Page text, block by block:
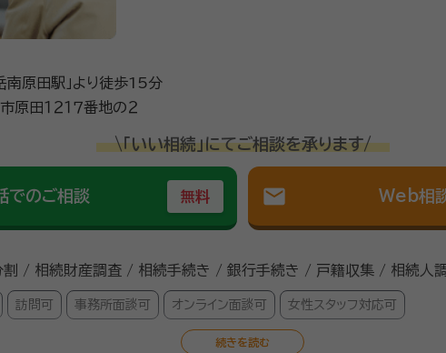
提供する岩田行政書士事務所に相談してみてください。
南原田駅」より徒歩15分
原田１２１７番地の２
\「いい相続」にてご相談を承ります/
でのご相談 無料 mail Web相
/ 相続財産調査 / 相続手続き / 銀行手続き / 戸籍収集 / 相続人
訪問可 事務所面談可 オンライン面談可 女性スタッフ対応可